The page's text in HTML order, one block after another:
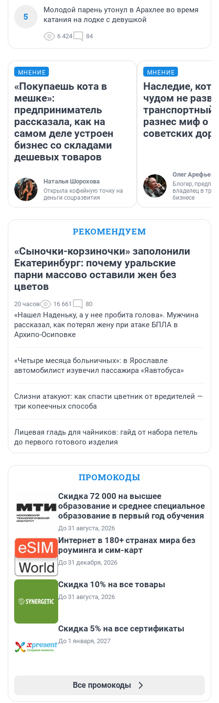
5
Молодой парень утонул в Арахлее во время
катания на лодке с девушкой
6 424 84
МНЕНИЕ
«Покупаешь кота в
мешке»:
предприниматель
рассказала, как на
самом деле устроен
бизнес со складами
дешевых товаров
Наталья Шорохова
Открыла кофейную точку на
деньги соцразвития
МНЕНИЕ
Наследие,
чудом не
транспортный
разнес миф о
советских
Олег Арефьев
Блогер,
владелец в
бизнесе
РЕКОМЕНДУЕМ
«Сыночки-корзиночки» заполонили
Екатеринбург: почему уральские
парни массово оставили жен без
цветов
20 часов 16 661 80
«Нашел Наденьку, а у нее пробита голова». Мужчина
рассказал, как потерял жену при атаке БПЛА в
Архипо-Осиповке
«Четыре месяца больничных»: в Ярославле
автомобилист изувечил пассажира «Яавтобуса»
Слизни атакуют: как спасти цветник от вредителей —
три копеечных способа
Лицевая гладь для чайников: гайд от набора петель
до первого готового изделия
ПРОМОКОДЫ
Скидка 72 000 на высшее
образование и среднее специальное
образование в первый год обучения
До 31 августа, 2026
Интернет в 180+ странах мира без
роуминга и сим-карт
До 31 декабря, 2026
Скидка 10% на все товары
До 31 августа, 2026
Скидка 5% на все сертификаты
До 1 января, 2027
Все промокоды